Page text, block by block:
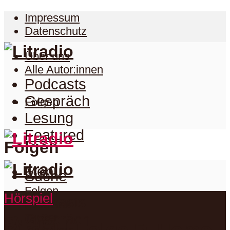
Impressum
Datenschutz
Über uns
Alle Autor:innen
Folgen
Folgen
Folgen
Facebook
Podcasts
Gespräch
Lesung
Featured
Menu
Suche
Podcasts
Hörspiel